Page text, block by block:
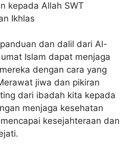
kepada Allah SWT
Ikhlas
dan dalil dari Al-
Islam dapat menjaga
dengan cara yang
jiwa dan pikiran
dari ibadah kita kepada
menjaga kesehatan
kesejahteraan dan